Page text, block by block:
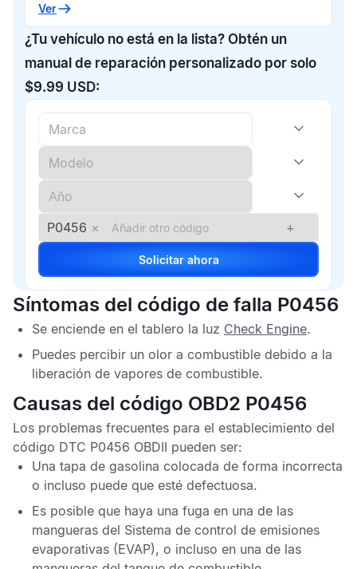
Ver
¿Tu vehículo no está en la lista? Obtén un
manual de reparación personalizado por solo
$9.99 USD:
P0456 × +
Solicitar ahora
Síntomas del código de falla P0456
Se enciende en el tablero la luz Check Engine.
Puedes percibir un olor a combustible debido a la
liberación de vapores de combustible.
Causas del código OBD2 P0456
Los problemas frecuentes para el establecimiento del
código DTC P0456 OBDII pueden ser:
Una tapa de gasolina colocada de forma incorrecta
o incluso puede que esté defectuosa.
Es posible que haya una fuga en una de las
mangueras del Sistema de control de emisiones
evaporativas (EVAP), o incluso en una de las